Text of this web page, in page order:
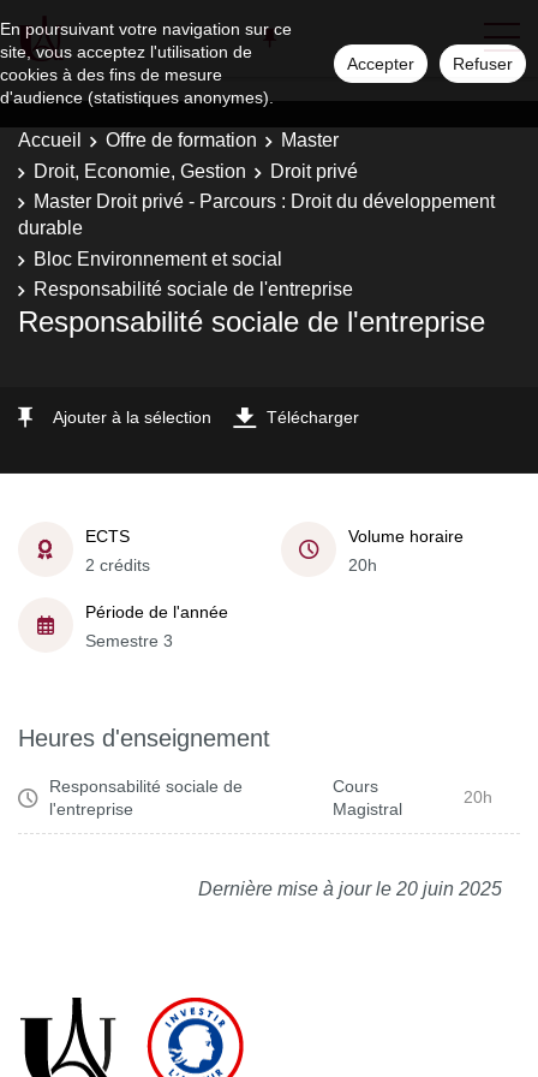
En poursuivant votre navigation sur ce
site, vous acceptez l'utilisation de
cookies à des fins de mesure
d'audience (statistiques anonymes).
Accepter Refuser
Accueil Offre de formation
Master
Droit, Economie, Gestion
Droit privé
Master Droit privé - Parcours : Droit du développement
durable
Bloc Environnement et social
Responsabilité sociale de l'entreprise
Responsabilité sociale de l'entreprise
Ajouter à la sélection Télécharger
ECTS
2 crédits
Volume horaire
20h
Période de l'année
Semestre 3
Heures d'enseignement
Responsabilité sociale de
l'entreprise
Cours
Magistral
20h
Dernière mise à jour le 20 juin 2025